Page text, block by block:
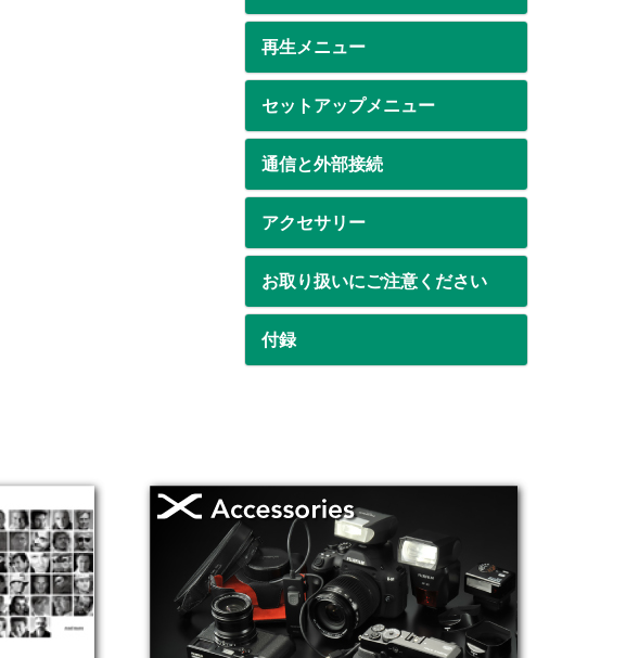
再生メニュー
セットアップメニュー
通信と外部接続
アクセサリー
お取り扱いにご注意ください
付録